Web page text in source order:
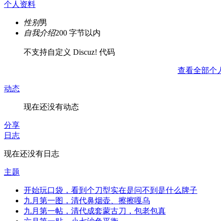
个人资料
性别男
自我介绍200 字节以内
不支持自定义 Discuz! 代码
查看全部个
动态
现在还没有动态
分享
日志
现在还没有日志
主题
开始玩口袋，看到个刀型实在是问不到是什么牌子
九月第一图，清代鼻烟壶、擦擦嘎乌
九月第一帖，清代成套蒙古刀，包老包真